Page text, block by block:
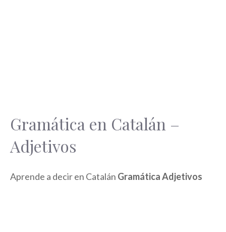
Gramática en Catalán –
Adjetivos
Aprende a decir en Catalán Gramática Adjetivos